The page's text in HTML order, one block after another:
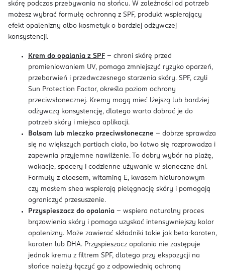
skórę podczas przebywania na słońcu. W zależności od potrzeb
możesz wybrać formułę ochronną z SPF, produkt wspierający
efekt opalenizny albo kosmetyk o bardziej odżywczej
konsystencji.
Krem do opalania z SPF – chroni skórę przed
promieniowaniem UV, pomaga zmniejszyć ryzyko oparzeń,
przebarwień i przedwczesnego starzenia skóry. SPF, czyli
Sun Protection Factor, określa poziom ochrony
przeciwsłonecznej. Kremy mogą mieć lżejszą lub bardziej
odżywczą konsystencję, dlatego warto dobrać je do
potrzeb skóry i miejsca aplikacji.
Balsam lub mleczko przeciwsłoneczne – dobrze sprawdza
się na większych partiach ciała, bo łatwo się rozprowadza i
zapewnia przyjemne nawilżenie. To dobry wybór na plażę,
wakacje, spacery i codzienne używanie w słoneczne dni.
Formuły z aloesem, witaminą E, kwasem hialuronowym
czy masłem shea wspierają pielęgnację skóry i pomagają
ograniczyć przesuszenie.
Przyspieszacz do opalania – wspiera naturalny proces
brązowienia skóry i pomaga uzyskać intensywniejszy kolor
opalenizny. Może zawierać składniki takie jak beta-karoten,
karoten lub DHA. Przyspieszacz opalania nie zastępuje
jednak kremu z filtrem SPF, dlatego przy ekspozycji na
słońce należy łączyć go z odpowiednią ochroną